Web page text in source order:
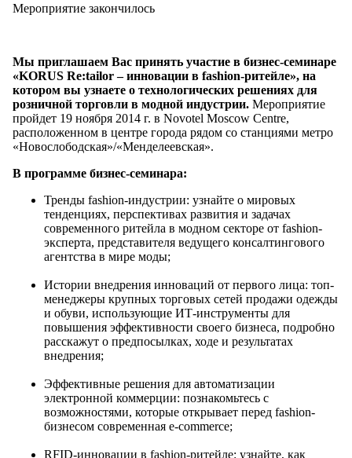
Мероприятие закончилось
Мы приглашаем Вас принять участие в бизнес-семинаре
«KORUS Re:tailor – инновации в fashion-ритейле», на
котором вы узнаете о технологических решениях для
розничной торговли в модной индустрии. Мероприятие
пройдет 19 ноября 2014 г. в Novotel Moscow Centre,
расположенном в центре города рядом со станциями метро
«Новослободская»/«Менделеевская».
В программе бизнес-семинара:
Тренды fashion-индустрии: узнайте о мировых
тенденциях, перспективах развития и задачах
современного ритейла в модном секторе от fashion-
эксперта, представителя ведущего консалтингового
агентства в мире моды;
Истории внедрения инноваций от первого лица: топ-
менеджеры крупных торговых сетей продажи одежды
и обуви, использующие ИТ-инструменты для
повышения эффективности своего бизнеса, подробно
расскажут о предпосылках, ходе и результатах
внедрения;
Эффективные решения для автоматизации
электронной коммерции: познакомьтесь с
возможностями, которые открывает перед fashion-
бизнесом современная e-commerce;
RFID-инновации в fashion-ритейле: узнайте, как